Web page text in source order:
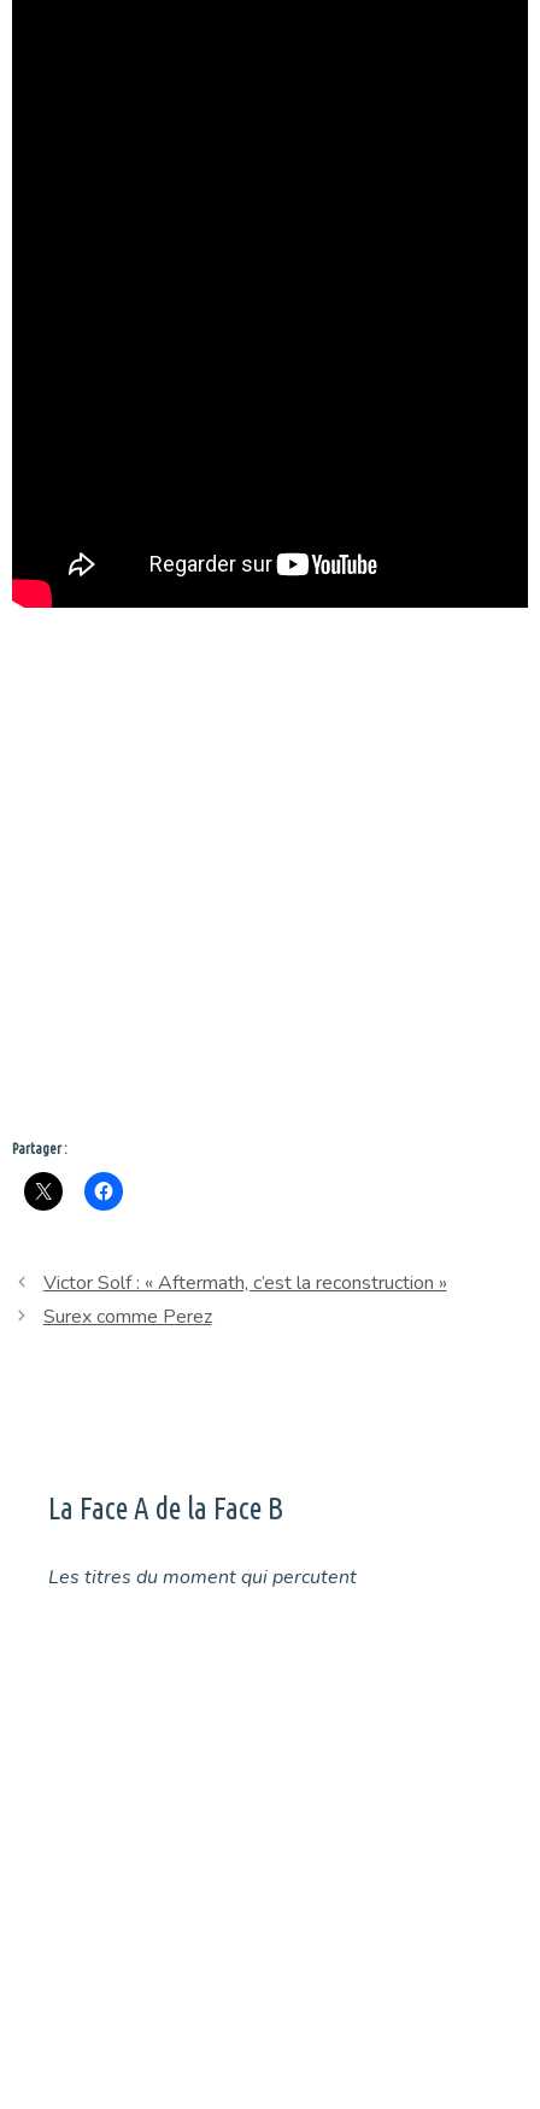
Partager :
Victor Solf : « Aftermath, c’est la reconstruction »
Surex comme Perez
La Face A de la Face B
Les titres du moment qui percutent